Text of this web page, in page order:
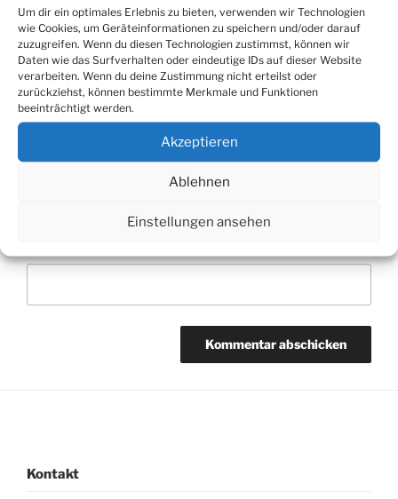
Um dir ein optimales Erlebnis zu bieten, verwenden wir Technologien
wie Cookies, um Geräteinformationen zu speichern und/oder darauf
zuzugreifen. Wenn du diesen Technologien zustimmst, können wir
Daten wie das Surfverhalten oder eindeutige IDs auf dieser Website
verarbeiten. Wenn du deine Zustimmung nicht erteilst oder
zurückziehst, können bestimmte Merkmale und Funktionen
beeinträchtigt werden.
Akzeptieren
Ablehnen
Einstellungen ansehen
Name*
Kontakt